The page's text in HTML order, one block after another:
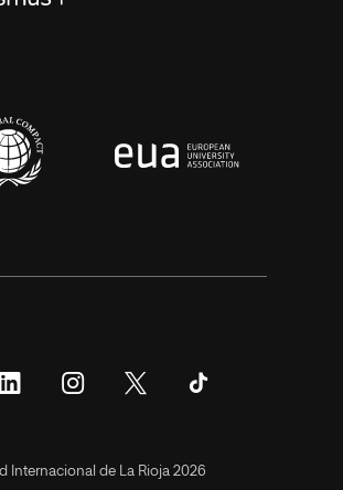
SíguenosSíguenos
Síguenos
Internacional de La Rioja 2026